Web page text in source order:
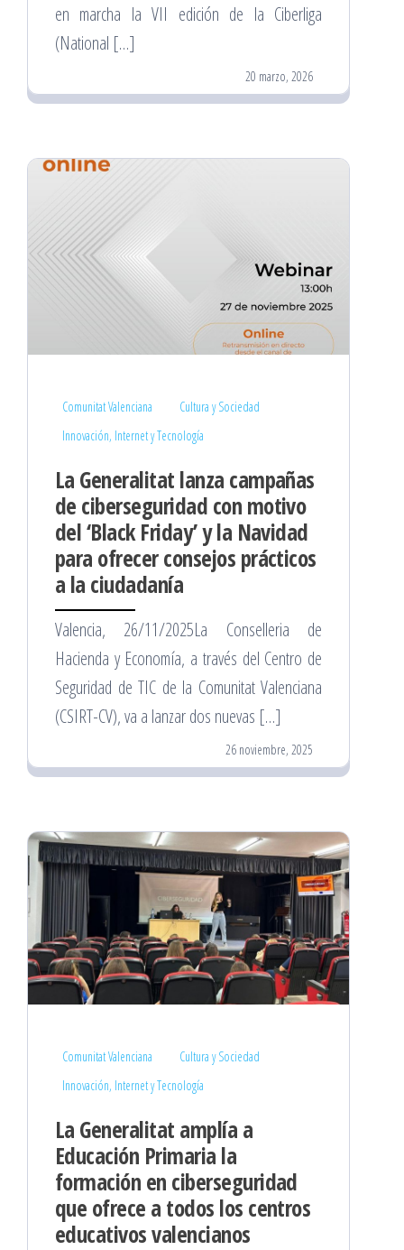
en marcha la VII edición de la Ciberliga
(National […]
20 marzo, 2026
Comunitat Valenciana
Cultura y Sociedad
Innovación, Internet y Tecnología
La Generalitat lanza campañas
de ciberseguridad con motivo
del ‘Black Friday’ y la Navidad
para ofrecer consejos prácticos
a la ciudadanía
Valencia, 26/11/2025La Conselleria de
Hacienda y Economía, a través del Centro de
Seguridad de TIC de la Comunitat Valenciana
(CSIRT-CV), va a lanzar dos nuevas […]
26 noviembre, 2025
Comunitat Valenciana
Cultura y Sociedad
Innovación, Internet y Tecnología
La Generalitat amplía a
Educación Primaria la
formación en ciberseguridad
que ofrece a todos los centros
educativos valencianos